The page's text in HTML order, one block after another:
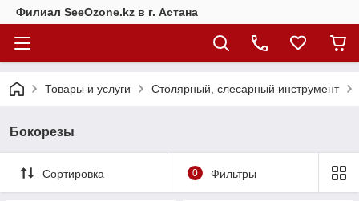
Филиал SeeOzone.kz в г. Астана
Товары и услуги Столярный, слесарный инструмент
Бокорезы
Сортировка 0 Фильтры